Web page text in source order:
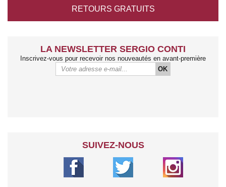
RETOURS GRATUITS
LA NEWSLETTER SERGIO CONTI
Inscrivez-vous pour recevoir nos nouveautés en avant-première
OK
SUIVEZ-NOUS